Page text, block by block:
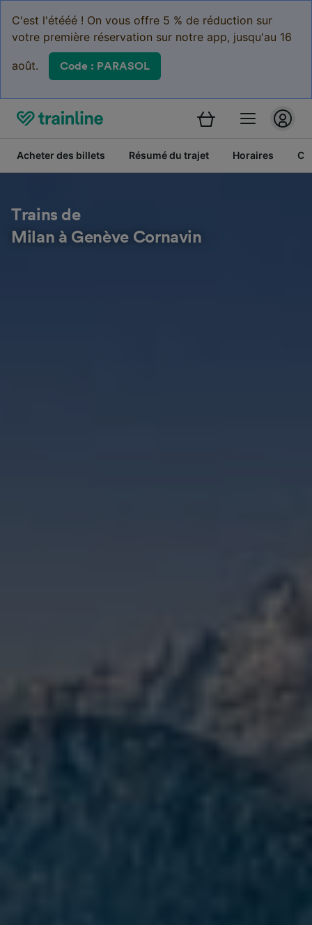
C'est l'étééé ! On vous offre 5 % de réduction sur
votre première réservation sur notre app, jusqu'au 16
août. Code : PARASOL
Acheter des billets Résumé du trajet Horaires
Trains de
Milan à Genève Cornavin